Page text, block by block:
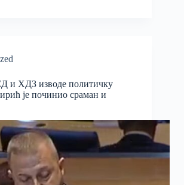
и ХДЗ изводе политичку
је починио сраман и